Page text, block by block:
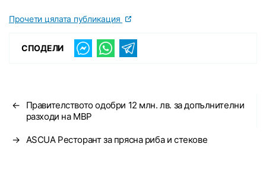
Прочети цялата публикация
СПОДЕЛИ
←
Правителството одобри 12 млн. лв. за допълнителни
разходи на МВР
→ ASCUA Ресторант за прясна риба и стекове